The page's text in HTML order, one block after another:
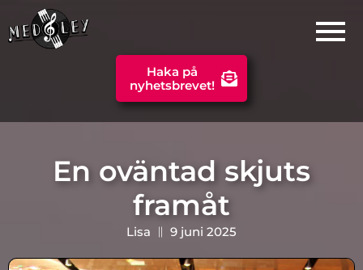
Haka på
nyhetsbrevet!
En oväntad skjuts
framåt
Lisa 9 juni 2025